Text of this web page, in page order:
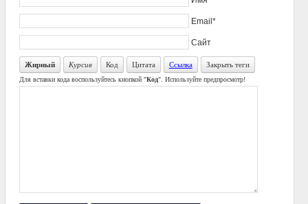
Email*
Сайт
Жирный Курсив Код Цитата Ссылка Закрыть теги
Для вставки кода воспользуйтесь кнопкой "Код". Используйте предпросмотр!